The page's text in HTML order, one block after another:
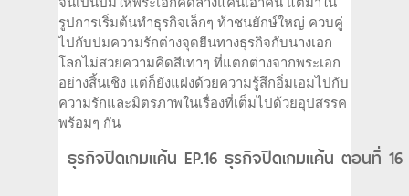
รูปการเริ่มต้นทำธุรกิจเล็กๆ ท้าชนยักษ์ใหญ่ ควบคู่
ไปกับปมความรักต่างจุดยืนทางธุรกิจกับนางเอก
โลกไม่สวยความคิดสีเทาๆ ที่แตกต่างจากพระเอก
อย่างสิ้นเชิง แต่ก็ยังแฝงด้วยความรู้สึกอิ่มเอมไปกับ
ความรักและมิตรภาพในเรื่องที่เต็มไปด้วยอุปสรรค
พร้อมๆ กัน
ธุรกิจปิดเกมแค้น EP.16 ธุรกิจปิดเกมแค้น ตอนที่